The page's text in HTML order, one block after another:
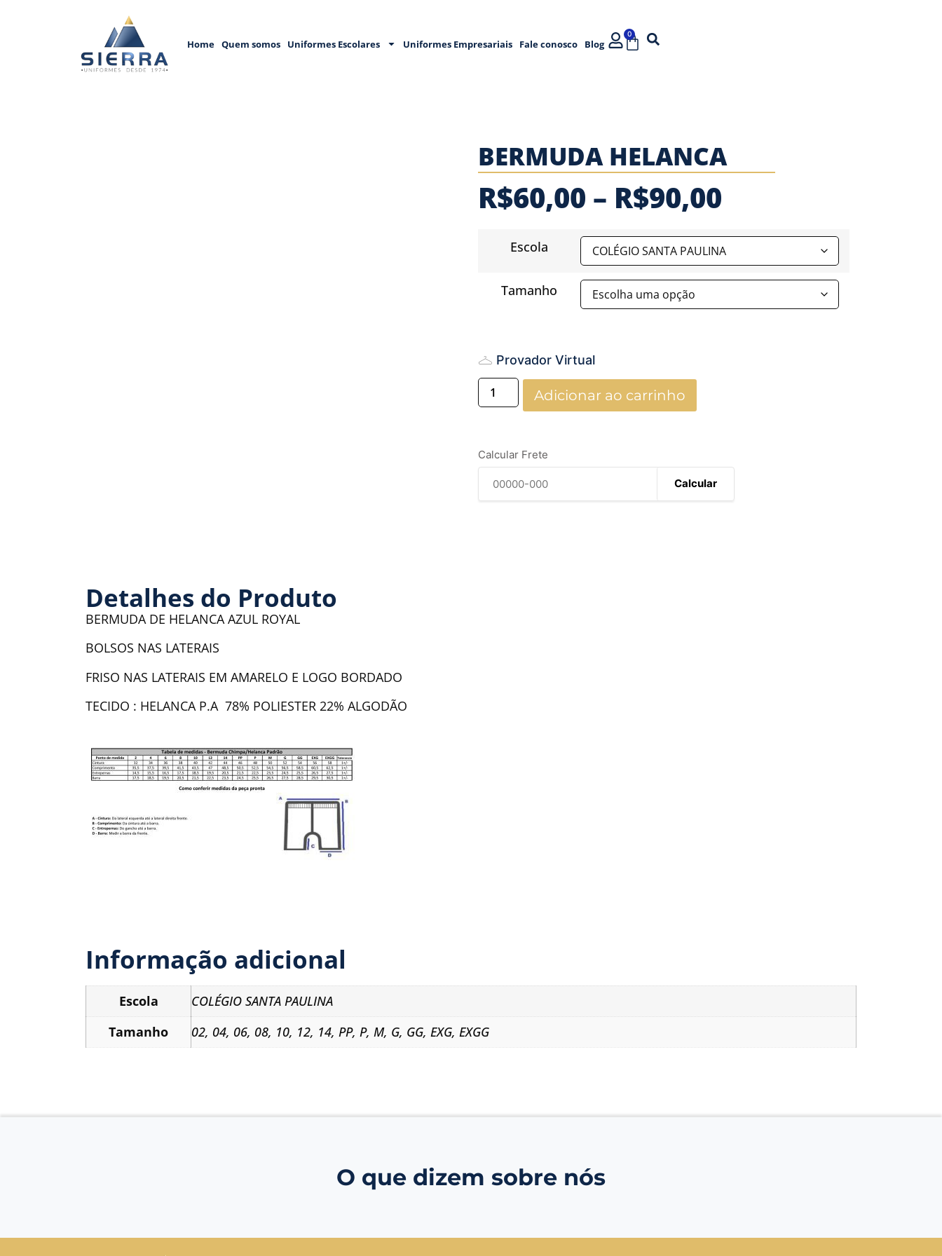
Home Quem somos Uniformes Escolares Uniformes Empresariais Fale conosco Blog
0
BERMUDA HELANCA
R$60,00 – R$90,00
Escola
Tamanho
Provador Virtual
Adicionar ao carrinho
Calcular Frete
Calcular
Detalhes do Produto
BERMUDA DE HELANCA AZUL ROYAL
BOLSOS NAS LATERAIS
FRISO NAS LATERAIS EM AMARELO E LOGO BORDADO
TECIDO : HELANCA P.A 78% POLIESTER 22% ALGODÃO
Informação adicional
Escola
COLÉGIO SANTA PAULINA
Tamanho
02, 04, 06, 08, 10, 12, 14, PP, P, M, G, GG, EXG, EXGG
O que dizem sobre nós